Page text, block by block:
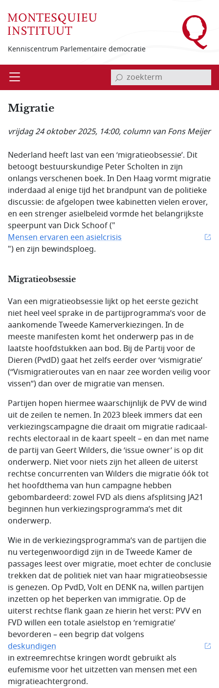
Kenniscentrum Parlementaire democratie
Open invoerveld zoekterm
Migratie
vrijdag 24 oktober 2025, 14:00, column van Fons Meijer
Nederland heeft last van een ‘migratieobsessie’. Dit
betoogt bestuurskundige Peter Scholten in zijn
onlangs verschenen boek. In Den Haag vormt migratie
inderdaad al enige tijd het brandpunt van de politieke
discussie: de afgelopen twee kabinetten vielen erover,
en een strenger asielbeleid vormde het belangrijkste
speerpunt van Dick Schoof ("
Mensen ervaren een asielcrisis
") en zijn bewindsploeg.
Migratieobsessie
Van een migratieobsessie lijkt op het eerste gezicht
niet heel veel sprake in de partijprogramma’s voor de
aankomende Tweede Kamerverkiezingen. In de
meeste manifesten komt het onderwerp pas in de
laatste hoofdstukken aan bod. Bij de Partij voor de
Dieren (PvdD) gaat het zelfs eerder over ‘vismigratie’
(“Vismigratieroutes van en naar zee worden veilig voor
vissen”) dan over de migratie van mensen.
Partijen hopen hiermee waarschijnlijk de PVV de wind
uit de zeilen te nemen. In 2023 bleek immers dat een
verkiezingscampagne die draait om migratie radicaal-
rechts electoraal in de kaart speelt – en dan met name
de partij van Geert Wilders, die ‘issue owner’ is op dit
onderwerp. Niet voor niets zijn het alleen de uiterst
rechtse concurrenten van Wilders die migratie óók tot
het hoofdthema van hun campagne hebben
gebombardeerd: zowel FVD als diens afsplitsing JA21
beginnen hun verkiezingsprogramma’s met dit
onderwerp.
Wie in de verkiezingsprogramma’s van de partijen die
nu vertegenwoordigd zijn in de Tweede Kamer de
passages leest over migratie, moet echter de conclusie
trekken dat de politiek niet van haar migratieobsessie
is genezen. Op PvdD, Volt en DENK na, willen partijen
inzetten op het beperken van immigratie. Op de
uiterst rechtse flank gaan ze hierin het verst: PVV en
FVD willen een totale asielstop en ‘remigratie’
bevorderen – een begrip dat volgens
deskundigen
in extreemrechtse kringen wordt gebruikt als
eufemisme voor het uitzetten van mensen met een
migratieachtergrond.